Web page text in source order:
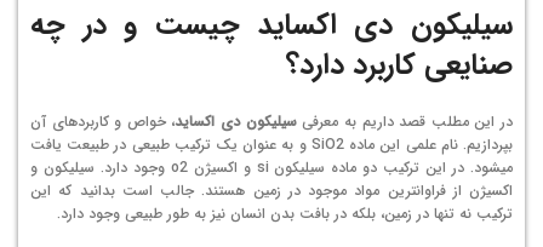
سیلیکون دی اکساید چیست و در چه
صنایعی کاربرد دارد؟
در این مطلب قصد داریم به معرفیسیلیکون دی اکساید، خواص و کاربردهای آن
بپردازیم. نام علمی این ماده SiO2 و به عنوان یک ترکیب طبیعی در طبیعت یافت
می­شود. در این ترکیب دو ماده سیلیکون si و اکسیژن o2 وجود دارد. سیلیکون و
اکسیژن از فراوان­ترین مواد موجود در زمین هستند. جالب است بدانید که این
ترکیب نه تنها در زمین، بلکه در بافت بدن انسان نیز به طور طبیعی وجود دارد.